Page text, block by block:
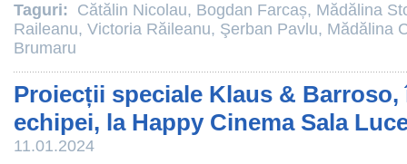
Taguri: Cătălin Nicolau, Bogdan Farcaș, Mădălina
Raileanu, Victoria Răileanu, Şerban Pavlu, Mădălina
Brumaru
Proiecții speciale Klaus & Barroso,
echipei, la Happy Cinema Sala
11.01.2024